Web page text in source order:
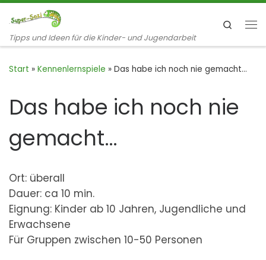
Zum Inhalt springen
Tipps und Ideen für die Kinder- und Jugendarbeit
Search
Start » Kennenlernspiele » Das habe ich noch nie gemacht…
Das habe ich noch nie
gemacht…
Ort: überall
Dauer: ca 10 min.
Eignung: Kinder ab 10 Jahren, Jugendliche und
Erwachsene
Für Gruppen zwischen 10-50 Personen